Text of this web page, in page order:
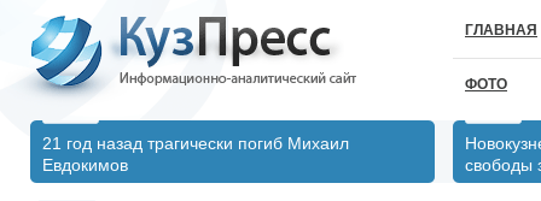
ГЛАВНАЯ
ФОТО
21 год назад трагически погиб Михаил
Евдокимов
свободы